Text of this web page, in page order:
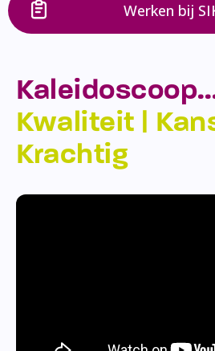
Werken bij
Kwaliteit |
Krachtig